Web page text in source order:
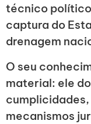
técnico político
captura do
drenagem
O seu
material: ele
mecanismos